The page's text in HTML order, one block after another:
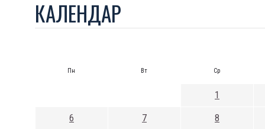
КАЛЕНДАР
Пн Вт Ср
1
6 7 8